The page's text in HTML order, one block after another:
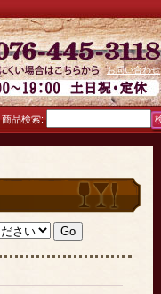
お問い合わせ
商品検索: